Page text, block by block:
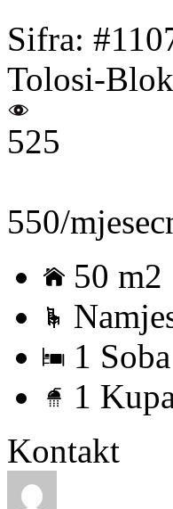
Sifra:
Tolosi-
525
550/
50 m2
1 Soba
1
Kontakt